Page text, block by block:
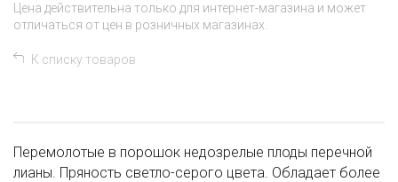
Цена действительна только для интернет-магазина и может
отличаться от цен в розничных магазинах.
К списку товаров
Перемолотые в порошок недозрелые плоды перечной
лианы. Пряность светло-серого цвета. Обладает более